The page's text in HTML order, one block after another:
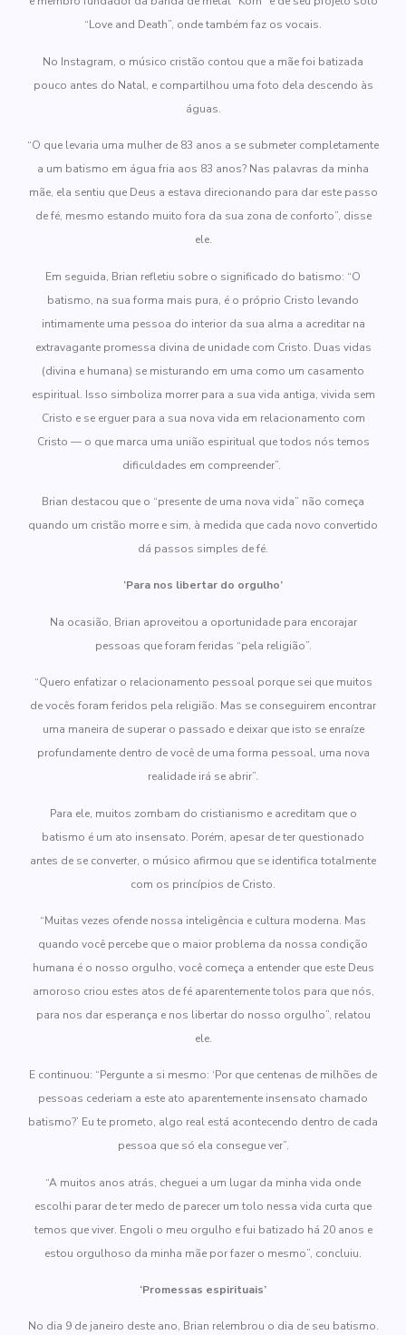
“Love and Death”, onde também faz os vocais.
No Instagram, o músico cristão contou que a mãe foi batizada
pouco antes do Natal, e compartilhou uma foto dela descendo às
águas.
“O que levaria uma mulher de 83 anos a se submeter completamente
a um batismo em água fria aos 83 anos? Nas palavras da minha
mãe, ela sentiu que Deus a estava direcionando para dar este passo
de fé, mesmo estando muito fora da sua zona de conforto”, disse
ele.
Em seguida, Brian refletiu sobre o significado do batismo: “O
batismo, na sua forma mais pura, é o próprio Cristo levando
intimamente uma pessoa do interior da sua alma a acreditar na
extravagante promessa divina de unidade com Cristo. Duas vidas
(divina e humana) se misturando em uma como um casamento
espiritual. Isso simboliza morrer para a sua vida antiga, vivida sem
Cristo e se erguer para a sua nova vida em relacionamento com
Cristo — o que marca uma união espiritual que todos nós temos
dificuldades em compreender”.
Brian destacou que o “presente de uma nova vida” não começa
quando um cristão morre e sim, à medida que cada novo convertido
dá passos simples de fé.
‘Para nos libertar do orgulho’
Na ocasião, Brian aproveitou a oportunidade para encorajar
pessoas que foram feridas “pela religião”.
“Quero enfatizar o relacionamento pessoal porque sei que muitos
de vocês foram feridos pela religião. Mas se conseguirem encontrar
uma maneira de superar o passado e deixar que isto se enraíze
profundamente dentro de você de uma forma pessoal, uma nova
realidade irá se abrir”.
Para ele, muitos zombam do cristianismo e acreditam que o
batismo é um ato insensato. Porém, apesar de ter questionado
antes de se converter, o músico afirmou que se identifica totalmente
com os princípios de Cristo.
“Muitas vezes ofende nossa inteligência e cultura moderna. Mas
quando você percebe que o maior problema da nossa condição
humana é o nosso orgulho, você começa a entender que este Deus
amoroso criou estes atos de fé aparentemente tolos para que nós,
para nos dar esperança e nos libertar do nosso orgulho”, relatou
ele.
E continuou: “Pergunte a si mesmo: ‘Por que centenas de milhões de
pessoas cederiam a este ato aparentemente insensato chamado
batismo?’ Eu te prometo, algo real está acontecendo dentro de cada
pessoa que só ela consegue ver”.
“A muitos anos atrás, cheguei a um lugar da minha vida onde
escolhi parar de ter medo de parecer um tolo nessa vida curta que
temos que viver. Engoli o meu orgulho e fui batizado há 20 anos e
estou orgulhoso da minha mãe por fazer o mesmo”, concluiu.
‘Promessas espirituais’
No dia 9 de janeiro deste ano, Brian relembrou o dia de seu batismo.